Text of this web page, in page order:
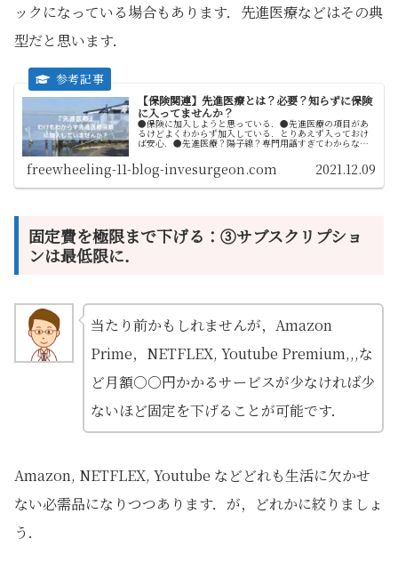
ックになっている場合もあります．先進医療などはその典
型だと思います．
【保険関連】先進医療とは？必要？知らずに保険
に入ってませんか？
●保険に加入しようと思っている．●先進医療の項目があ
るけどよくわからず加入している．とりあえず入っておけ
ば安心．●先進医療？陽子線？専門用語すぎてわからな
歩しています．それに付け込んで先進...
freewheeling-11-blog-invesurgeon.com 2021.12.09
固定費を極限まで下げる：③サブスクリプショ
ンは最低限に．
当たり前かもしれませんが，Amazon
Prime，NETFLEX, Youtube Premium,,,な
ど月額○○円かかるサービスが少なければ少
ないほど固定を下げることが可能です．
Amazon, NETFLEX, Youtube などどれも生活に欠かせ
ない必需品になりつつあります．が，どれかに絞りましょ
う．